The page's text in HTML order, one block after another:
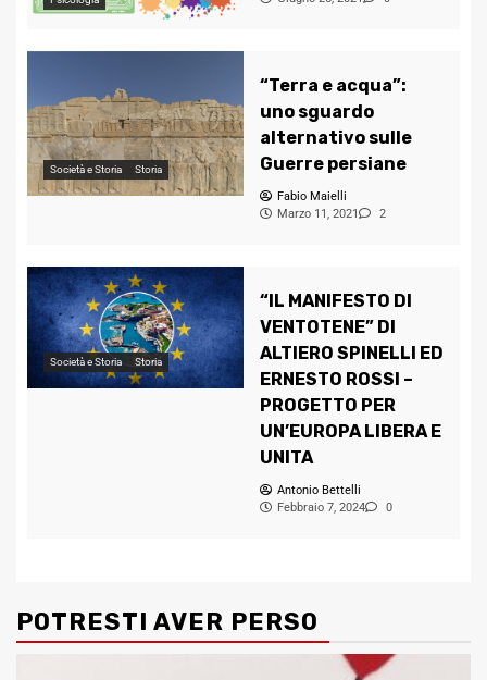
Società e Storia Storia
“Terra e acqua”:
uno sguardo
alternativo sulle
Guerre persiane
Fabio Maielli
Marzo 11, 2021
2
Società e Storia Storia
“IL MANIFESTO DI
VENTOTENE” DI
ALTIERO SPINELLI ED
ERNESTO ROSSI –
PROGETTO PER
UN’EUROPA LIBERA E
UNITA
Antonio Bettelli
Febbraio 7, 2024
0
POTRESTI AVER PERSO